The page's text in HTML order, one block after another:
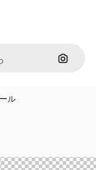
画像で
ル